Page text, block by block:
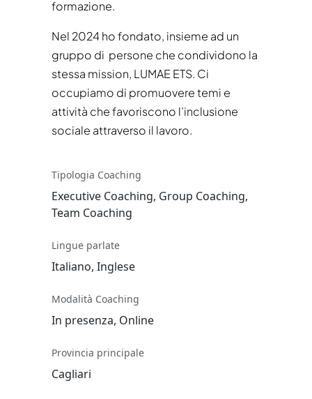
formazione.
Nel 2024 ho fondato, insieme ad un
gruppo di persone che condividono la
stessa mission, LUMAE ETS. Ci
occupiamo di promuovere temi e
attività che favoriscono l’inclusione
sociale attraverso il lavoro.
Tipologia Coaching
Executive Coaching, Group Coaching,
Team Coaching
Lingue parlate
Italiano, Inglese
Modalità Coaching
In presenza, Online
Provincia principale
Cagliari